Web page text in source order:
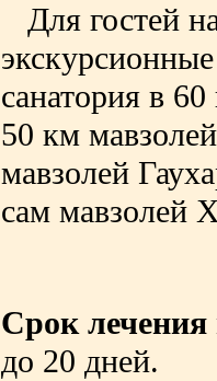
Для гостей
санатория в
50 км
мавзолей
сам мавзолей
Срок лечения
до 20 дней.